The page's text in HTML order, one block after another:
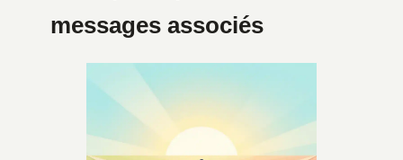
messages associés